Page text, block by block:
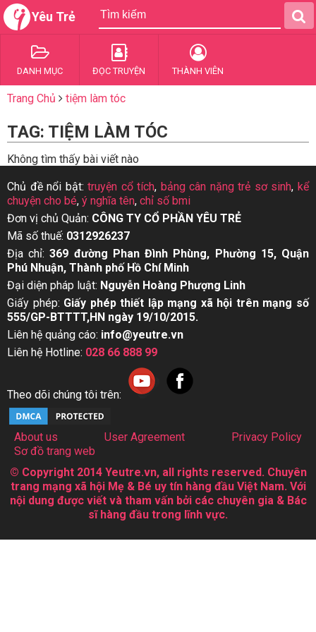
Yêu Trẻ
DANH MỤC ĐỌC TRUYỆN THÀNH VIÊN
Trang Chủ tiệm làm tóc
TAG: TIỆM LÀM TÓC
Không tìm thấy bài viết nào
Chủ đề nổi bật:truyện cổ tích, bảng cân nặng trẻ sơ sinh,kể
chuyện cho bé, ý nghĩa tên, chỉ số bmi
Đơn vị chủ Quản: CÔNG TY CỔ PHẦN YÊU TRẺ
Mã số thuế: 0312926237
Địa chỉ:369 đường Phan Đình Phùng, Phường 15, Quận
Phú Nhuận, Thành phố Hồ Chí Minh
Đại diện pháp luật: Nguyễn Hoàng Phượng Linh
Giấy phép: Giấy phép thiết lập mạng xã hội trên mạng số
555/GP-BTTTT,HN ngày 19/10/2015.
Liên hệ quảng cáo: info@yeutre.vn
Liên hệ Hotline: 028 66 888 99
Theo dõi chúng tôi trên:
About us User Agreement
Privacy Policy
Sơ đồ trang web
© Copyright 2014 Yeutre.vn, all rights reserved. Chuyên
trang mạng xã hội Mẹ & Bé uy tín hàng đầu Việt Nam. Với
nội dung được viết và tham vấn bởi các chuyên gia & Bác
sĩ hàng đầu trong lĩnh vực.